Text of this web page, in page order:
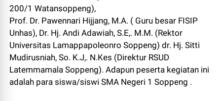
200/1 Watansoppeng),
Prof. Dr. Pawennari Hijjang, M.A. ( Guru besar FISIP
Unhas), Dr. Hj. Andi Adawiah, S.E,. M.M. (Rektor
Universitas Lamappapoleonro Soppeng) dr. Hj. Sitti
Mudirusniah, So. K.J,. N.Kes (Direktur RSUD
Latemmamala Soppeng). Adapun peserta kegiatan ini
adalah para siswa/siswi SMA Negeri 1 Soppeng .